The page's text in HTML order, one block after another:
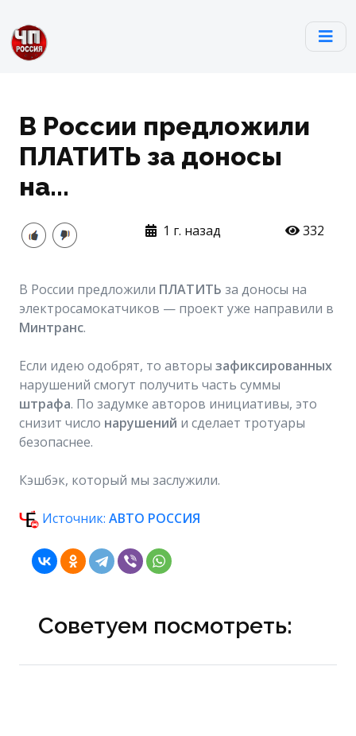
В России предложили
ПЛАТИТЬ за доносы
на...
1 г. назад 332
В России предложили ПЛАТИТЬ за доносы на
электросамокатчиков — проект уже направили в
Минтранс.
Если идею одобрят, то авторы зафиксированных
нарушений смогут получить часть суммы
штрафа. По задумке авторов инициативы, это
снизит число нарушений и сделает тротуары
безопаснее.
Кэшбэк, который мы заслужили.
Источник: АВТО РОССИЯ
Советуем посмотреть: